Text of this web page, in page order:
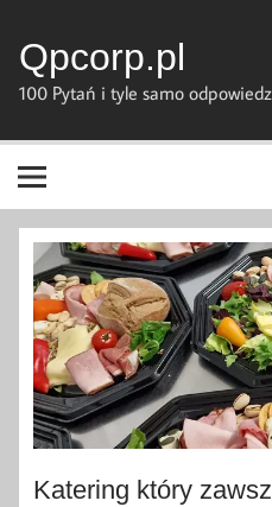
content
Qpcorp.pl
100 Pytań i tyle samo
Katering który